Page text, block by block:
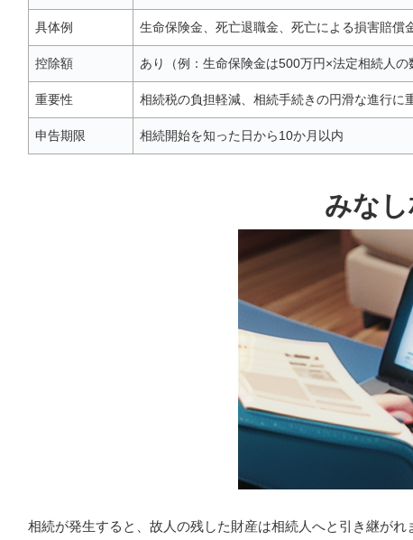
具体例 生命保険金、死亡退職金、死亡による損害賠償
控除額 あり（例：生命保険金は500万円×法定相続人の
重要性 相続税の負担軽減、相続手続きの円滑な進行に
申告期限 相続開始を知った日から10か月以内
みな
相続が発生すると、故人の残した財産は相続人へと引き継が